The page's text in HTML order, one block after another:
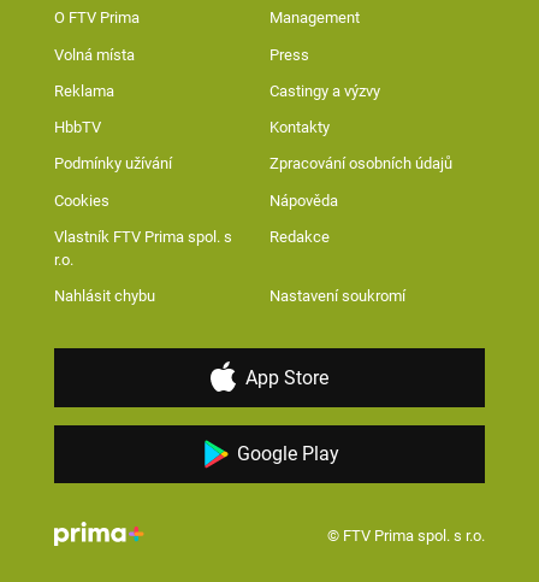
O FTV Prima Management
Volná místa Press
Reklama Castingy a výzvy
HbbTV Kontakty
Podmínky užívání Zpracování osobních údajů
Cookies Nápověda
Vlastník FTV Prima spol. s
r.o.
Redakce
Nahlásit chybu Nastavení soukromí
App Store
Google Play
© FTV Prima spol. s r.o.